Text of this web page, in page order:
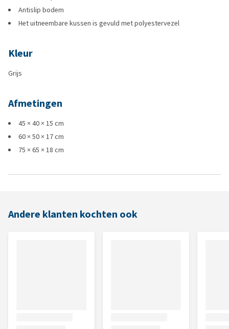
Antislip bodem
Het uitneembare kussen is gevuld met polyestervezel
Kleur
Grijs
Afmetingen
45 × 40 × 15 cm
60 × 50 × 17 cm
75 × 65 × 18 cm
Andere klanten kochten ook